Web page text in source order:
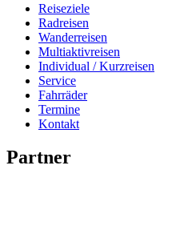
Reiseziele
Radreisen
Wanderreisen
Multiaktivreisen
Individual / Kurzreisen
Service
Fahrräder
Termine
Kontakt
Partner